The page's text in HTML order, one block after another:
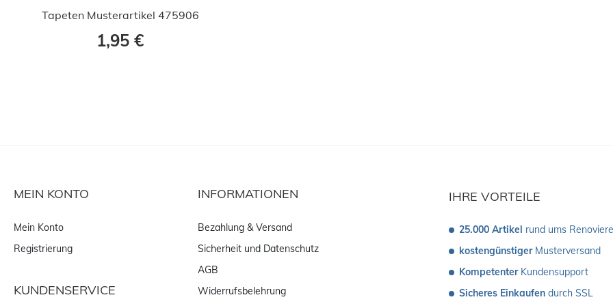
Tapeten Musterartikel 475906
1,95 €
IHRE VORTEILE
25.000 Artikel rund ums
kostengünstiger Musterversand
Kompetenter Kundensupport
Sicheres Einkaufen durch SSL
MEIN KONTO
Mein Konto
Registrierung
KUNDENSERVICE
INFORMATIONEN
Bezahlung & Versand
Sicherheit und Datenschutz
AGB
Widerrufsbelehrung